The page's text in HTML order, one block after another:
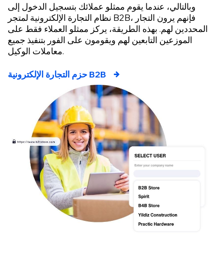
وبالتالي، عندما يقوم ممثلو عملائك بتسجيل الدخول إلى
نظام التجارة الإلكترونية لمتجر B2B، فإنهم يرون التجار
المحددين لهم. بهذه الطريقة، يركز ممثلو العملاء فقط على
الموزعين التابعين لهم ويقومون على الفور بتنفيذ جميع
معاملات الوكيل.
حزم التجارة الإلكترونية B2B